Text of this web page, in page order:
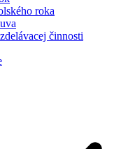
roka
činnosti